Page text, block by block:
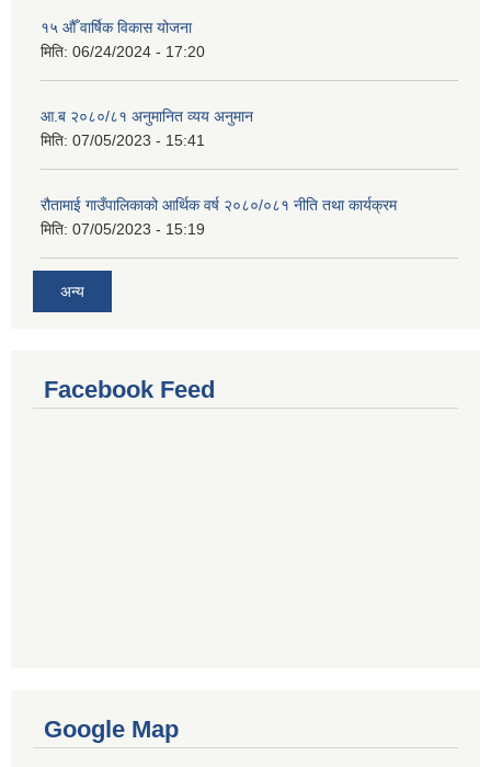
१५ औँ वार्षिक विकास योजना
मिति: 06/24/2024 - 17:20
आ.ब २०८०/८१ अनुमानित व्यय अनुमान
मिति: 07/05/2023 - 15:41
रौतामाई गाउँपालिकाको आर्थिक वर्ष २०८०/०८१ नीति तथा कार्यक्रम
मिति: 07/05/2023 - 15:19
अन्य
Facebook Feed
Google Map